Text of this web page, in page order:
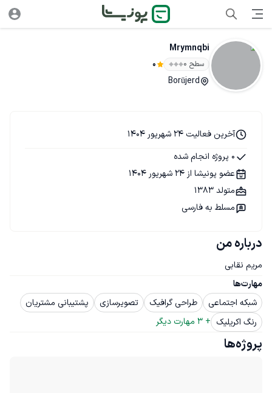
Mrymnqbi
سطح ۰ 0
Borūjerd
درباره من
مریم نقابی
مهارت‌ها
شبکه اجتماعی
طراحی گرافیک تصویرسازی
پشتیبانی مشتریان
رنگ اکریلیک +
3 مهارت دیگر
آخرین فعالیت 24 شهریور 1404
0 پروژه انجام شده
عضو پونیشا از 24 شهریور 1404
متولد 1383
مسلط به فارسی
پروژه‌ها